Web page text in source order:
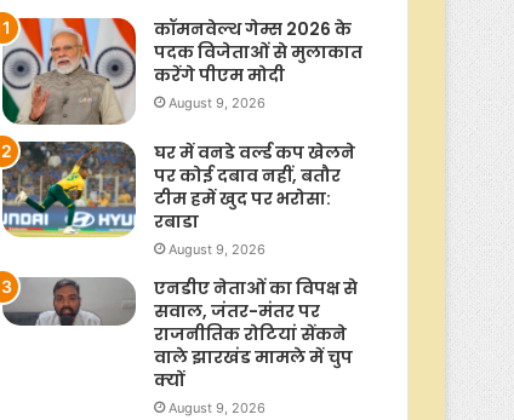
कॉमनवेल्थ गेम्स 2026 के
पदक विजेताओं से मुलाकात
करेंगे पीएम मोदी
August 9, 2026
घर में वनडे वर्ल्ड कप खेलने
पर कोई दबाव नहीं, बतौर
टीम हमें खुद पर भरोसा:
रबाडा
August 9, 2026
एनडीए नेताओं का विपक्ष से
सवाल, जंतर-मंतर पर
राजनीतिक रोटियां सेंकने
वाले झारखंड मामले में चुप
क्यों
August 9, 2026